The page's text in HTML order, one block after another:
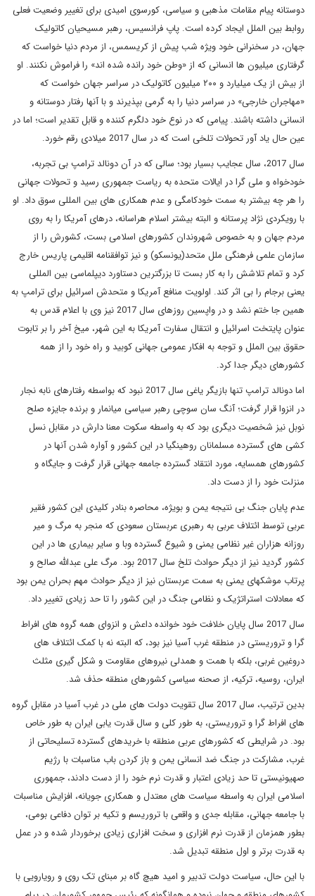
دوستانه پیام مقامات مذهبی و سیاسی، کورسوی امیدی برای تغییر وضعیت فعلی
روابط بین الملل ایجاد کرده است. پاپ فرانسیس، رهبر مسیحیان کاتولیک
جهان، در سخنرانی خود ویژه شب پیش از کریسمس، از مردم دنیا خواست که
گرفتاری میلیون ها انسانی که از «وطن خود رانده شده اند» را فراموش نکنند. او
از بیش از یک میلیارد و ۲۰۰ میلیون کاتولیک در سراسر جهان خواست که
«مهاجران خارجی» در سراسر دنیا را به گرمی بپذیرند و با آنها رفتار دوستانه و
انسانی داشته باشند. پیامی که در نوع خود دلگرم کننده و قابل تقدیر است؛ اما در
عین حال یاد آور تحولات تلخی است که در سال 2017 میلادی رقم خورد.
سال 2017، سال عجایب بسیار بود؛ سالی که در آن دونالد ترامپ بی تجربه،
خودخواه و ملی گرا در ایالات متحده به ریاست جمهوری رسید و تحولات جهانی
را هر چه بیشتر به سمت خودکامگی و عدم همکاری های بین المللی سوق داد. او
با رویکردی نژاد پرستانه و البته بیشتر اسلام هراسانه، درهای آمریکا را به روی
مردم جهان و به خصوص شهروندان کشورهای اسلامی بست، کشورش را از
سازمان علمی فرهنگی ملل متحد(یونسکو) و نیز توافقنامه اقلیمی پاریس خارج
کرد و تمام تلاشش را به کار بست تا بزرگترین دستاورد دیپلماسی بین المللی
یعنی برجام را بی اثر کند. اولویت منافع آمریکا و متحدش اسرائیل برای ترامپ به
همین جا ختم نشد و در واپسین روزهای سال 2017 نیز وی با اعلام قدس به
عنوان پایتخت اسرائیل و انتقال سفارت آمریکا به این شهر، میخ آخر را بر تابوت
حقوق بین الملل و توجه به افکار عمومی جهانی کوبید و راه خود را از همه
کشورهای دیگر جدا کرد.
اما دونالد ترامپ تنها بازیگر یاغی سال 2017 نبود که بواسطه رفتارهای نابه نجار
در انزوا قرار گرفت؛ آنگ سان سوچی رهبر سیاسی میانمار و برنده جایزه صلح
نوبل نیز شخصیت دیگری بود که به واسطه سکوت معنا دارش در مقابل نسل
کشی های گسترده مسلمانان روهینگیا در این کشور و آواره شدن آنها در
کشورهای همسایه، مورد انتقاد گسترده جامعه جهانی قرار گرفت و جایگاه و
منزلت خود را از دست داد.
عدم پایان جنگ بی نتیجه یمن و بویژه، محاصره بنادر کلیدی این کشور فقیر
عربی توسط ائتلاف عربی به رهبری عربستان سعودی که منجر به مرگ و میر
روزانه هزاران غیر نظامی یمنی و شیوع گسترده وبا و سایر بیماری ها در این
کشور گردید نیز از دیگر حوادث تلخ سال 2017 بود. مرگ علی عبدالله صالح و
پرتاب موشکهای یمنی به سمت عربستان نیز از دیگر حوادث مهم بحران یمن بود
که معادلات استراتژیک و نظامی جنگ در این کشور را تا حد زیادی تغییر داد.
سال 2017 سال پایان خلافت خود خوانده داعش و انزوای همه گروه های افراط
گرا و تروریستی در منطقه غرب آسیا نیز بود، که البته نه با کمک ائتلاف های
دروغین غربی، بلکه با همت و همدلی نیروهای مقاومت و شکل گیری مثلث
ایران، روسیه، ترکیه، از صحنه سیاسی کشورهای منطقه حذف شد.
بدین ترتیب، سال 2017 سال تقویت دولت های ملی در غرب آسیا در مقابل گروه
های افراط گرا و تروریستی، به طور کلی و سال قدرت یابی ایران به طور خاص
بود. در شرایطی که کشورهای عربی منطقه با خریدهای گسترده تسلیحاتی از
غرب، مشارکت در جنگ ضد انسانی یمن و باز کردن باب مناسبات با رژیم
صهیونیستی تا حد زیادی اعتبار و قدرت نرم خود را از دست دادند، جمهوری
اسلامی ایران به واسطه سیاست های معتدل و همکاری جویانه، افزایش مناسبات
با جامعه جهانی، مقابله جدی و واقعی با تروریسم و تکیه بر توان دفاعی بومی،
بطور همزمان از قدرت نرم افزاری و سخت افزاری زیادی برخوردار شده و در عمل
به قدرت برتر و اول منطقه تبدیل شد.
با این حال، سیاست دولت تدبیر و امید هیچ گاه بر مبنای تک روی و رویارویی با